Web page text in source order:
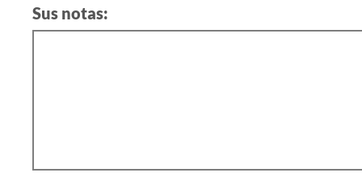
Sus notas: